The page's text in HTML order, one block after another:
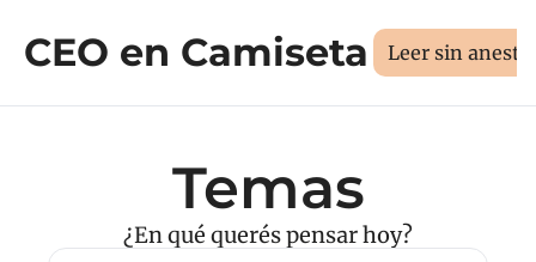
CEO en Camiseta
Medí tus 3D Sesión 1:1 Libros Manifiesto
Leer sin
Temas
¿En qué querés pensar hoy?